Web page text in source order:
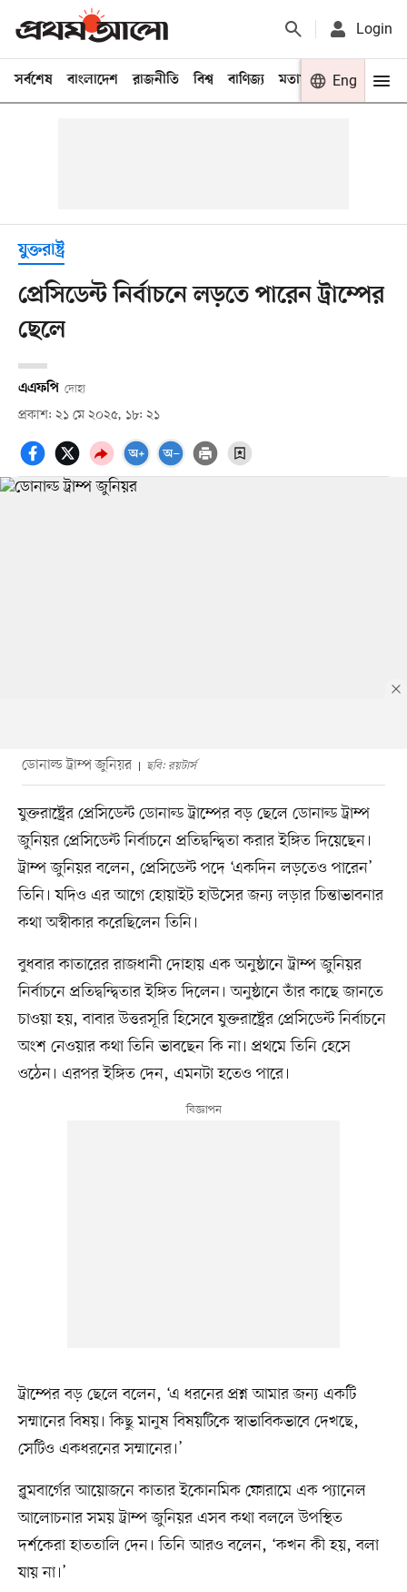
Login
সর্বশেষ বাংলাদেশ রাজনীতি বিশ্ব বাণিজ্য মতামত খেলা
Eng
যুক্তরাষ্ট্র
প্রেসিডেন্ট নির্বাচনে লড়তে পারেন ট্রাম্পের
ছেলে
এএফপি দোহা
প্রকাশ: ২১ মে ২০২৫, ১৮: ২১
ডোনাল্ড ট্রাম্প জুনিয়র ছবি: রয়টার্স
যুক্তরাষ্ট্রের প্রেসিডেন্ট ডোনাল্ড ট্রাম্পের বড় ছেলে ডোনাল্ড ট্রাম্প
জুনিয়র প্রেসিডেন্ট নির্বাচনে প্রতিদ্বন্দ্বিতা করার ইঙ্গিত দিয়েছেন।
ট্রাম্প জুনিয়র বলেন, প্রেসিডেন্ট পদে ‘একদিন লড়তেও পারেন’
তিনি। যদিও এর আগে হোয়াইট হাউসের জন্য লড়ার চিন্তাভাবনার
কথা অস্বীকার করেছিলেন তিনি।
বুধবার কাতারের রাজধানী দোহায় এক অনুষ্ঠানে ট্রাম্প জুনিয়র
নির্বাচনে প্রতিদ্বন্দ্বিতার ইঙ্গিত দিলেন। অনুষ্ঠানে তাঁর কাছে জানতে
চাওয়া হয়, বাবার উত্তরসূরি হিসেবে যুক্তরাষ্ট্রের প্রেসিডেন্ট নির্বাচনে
অংশ নেওয়ার কথা তিনি ভাবছেন কি না। প্রথমে তিনি হেসে
ওঠেন। এরপর ইঙ্গিত দেন, এমনটা হতেও পারে।
ট্রাম্পের বড় ছেলে বলেন, ‘এ ধরনের প্রশ্ন আমার জন্য একটি
সম্মানের বিষয়। কিছু মানুষ বিষয়টিকে স্বাভাবিকভাবে দেখছে,
সেটিও একধরনের সম্মানের।’
ব্লুমবার্গের আয়োজনে কাতার ইকোনমিক ফোরামে এক প্যানেল
আলোচনার সময় ট্রাম্প জুনিয়র এসব কথা বললে উপস্থিত
দর্শকেরা হাততালি দেন। তিনি আরও বলেন, ‘কখন কী হয়, বলা
যায় না।’